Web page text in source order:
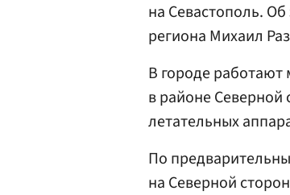
на Севастополь.
региона Михаил
В городе
в районе
летательных
По
на Северной